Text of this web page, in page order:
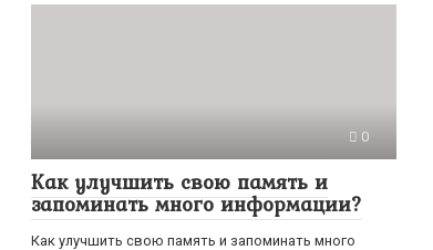
0
Как улучшить свою память и
запоминать много информации?
Как улучшить свою память и запоминать много